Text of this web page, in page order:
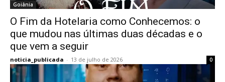
Goiânia
O Fim da Hotelaria como Conhecemos: o
que mudou nas últimas duas décadas e o
que vem a seguir
noticia_publicada - 13 de julho de 2026 0